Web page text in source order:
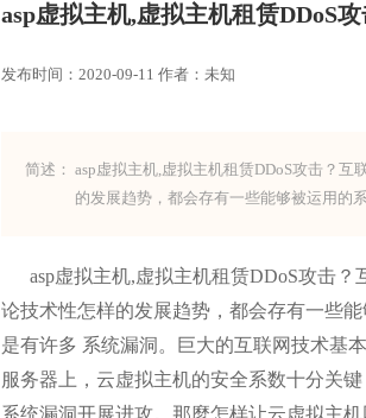
asp虚拟主机,虚拟主机租赁DDoS
发布时间： 2020-09-11 作者： 未知
简述：
asp虚拟主机,虚拟主机租赁DDoS攻击？
的发展趋势，都会存有一些能够被运用的
asp虚拟主机,虚拟主机租赁DDoS攻击？
论技术性怎样的发展趋势，都会存有一些
是有许多 系统漏洞。巨大的互联网技术基
服务器上，云虚拟主机的安全系数十分关
系统漏洞开展进攻。那麼怎样让云虚拟主